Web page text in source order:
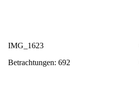
IMG_1623
Betrachtungen: 692